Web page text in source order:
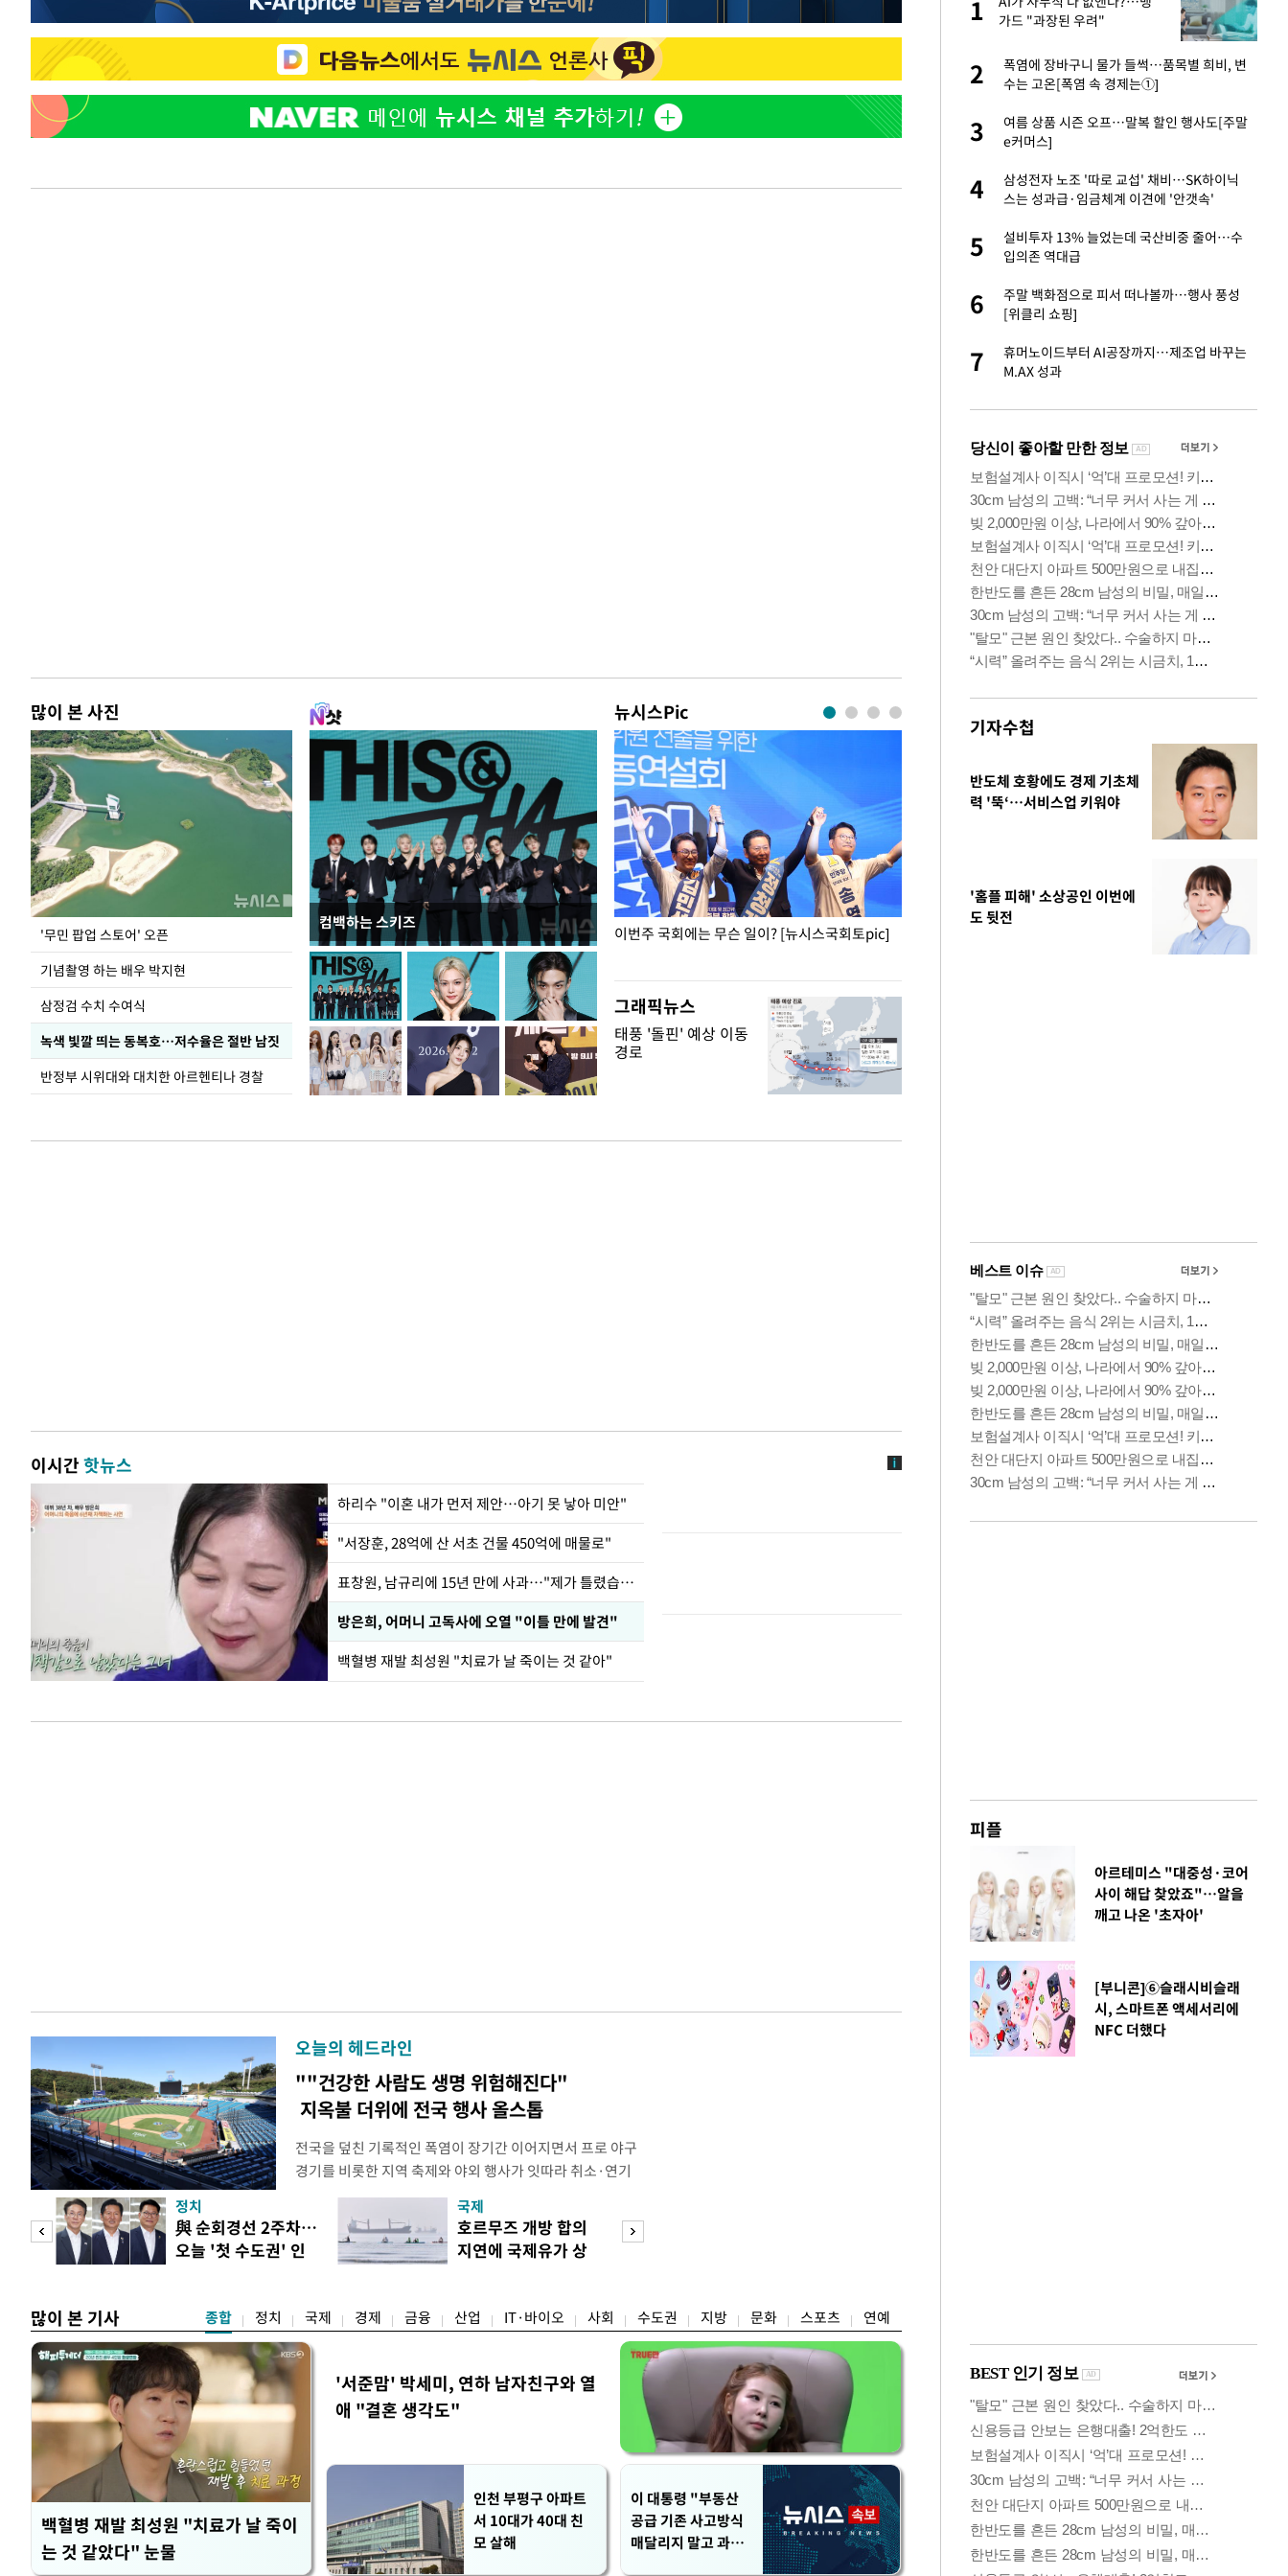
많이 본 사진
'무민 팝업 스토어' 오픈
기념촬영 하는 배우 박지현
삼정검 수치 수여식
녹색 빛깔 띄는 동복호…저수율은 절반 남짓
반정부 시위대와 대치한 아르헨티나 경찰
컴백하는 스키즈
뉴시스Pic
이 대통령, 국가폭력 피해자에 위로·사과…"국가
가 책임지고 치유"
이번주 국회에는 무슨 일이? [뉴시스국회토pic] 사진으로 보는
그래픽뉴스
태풍 '돌핀' 예상 이동
경로
이시간핫뉴스
하리수 "이혼 내가 먼저 제안…아기 못 낳아 미안"
"서장훈, 28억에 산 서초 건물 450억에 매물로"
표창원, 남규리에 15년 만에 사과…"제가 틀렸습니다"
방은희, 어머니 고독사에 오열 "이틀 만에 발견"
백혈병 재발 최성원 "치료가 날 죽이는 것 같아"
오늘의 헤드라인
""건강한 사람도 생명 위험해진다"
지옥불 더위에 전국 행사 올스톱
전국을 덮친 기록적인 폭염이 장기간 이어지면서 프로 야구
경기를 비롯한 지역 축제와 야외 행사가 잇따라 취소·연기
되고 있다. 골프장과 테니스장, 풋살장 등 야외 체육시설도
문을 닫거나 운영 시간을 단축하는 등 폭염 대응에 나섰다.
전문가들은 최근 폭염이 단순히 불쾌한 더위를 넘어 신체가
감당하기 어려운 수준에 이르렀다며 야외 활동 시 생명에 치
정치
與 순회경선 2주차…
오늘 '첫 수도권' 인
국제
호르무즈 개방 합의
지연에 국제유가 상
많이 본 기사 종합 정치 국제 경제 금융 산업 IT·바이오 사회 수도권 지방 문화 스포츠 연예
백혈병 재발 최성원 "치료가 날 죽이
는 것 같았다" 눈물
'서준맘' 박세미, 연하 남자친구와 열
애 "결혼 생각도"
인천 부평구 아파트
서 10대가 40대 친
모 살해
이 대통령 "부동산
공급 기존 사고방식
매달리지 말고 과감
날 죽이는 것 같았다" 눈물
2
생각도"
3
[단독]인천 부평구 아파트서 10대가 40대 친
모 살해
4
1
가드 "과장된 우려"
2
폭염에 장바구니 물가 들썩…품목별 희비, 변
수는 고온[폭염 속 경제는①]
3
여름 상품 시즌 오프…말복 할인 행사도[주말
e커머스]
4
삼성전자 노조 '따로 교섭' 채비…SK하이닉
스는 성과급·임금체계 이견에 '안갯속'
5
설비투자 13% 늘었는데 국산비중 줄어…수
입의존 역대급
6
주말 백화점으로 피서 떠나볼까…행사 풍성
[위클리 쇼핑]
7
휴머노이드부터 AI공장까지…제조업 바꾸는
M.AX 성과
기자수첩
반도체 호황에도 경제 기초체
력 '뚝‘…서비스업 키워야
'홈플 피해' 소상공인 이번에
도 뒷전
피플
아르테미스 "대중성·코어
사이 해답 찾았죠"…알을
깨고 나온 '초자아'
[부니콘]⑥슬래시비슬래
시, 스마트폰 액세서리에
NFC 더했다